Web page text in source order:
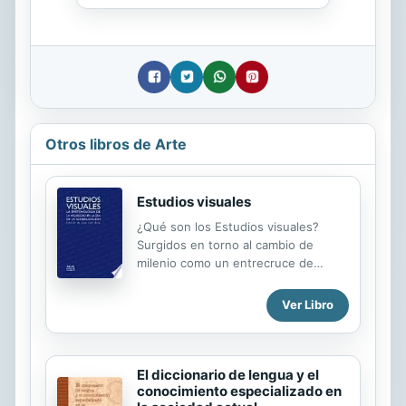
Otros libros de Arte
Estudios visuales
¿Qué son los Estudios visuales?
Surgidos en torno al cambio de
milenio como un entrecruce de
Estética, la Teoría fílmica, los
Estudios culturales, la Teoría de los
medios, la Cultura visual, los
Estudios poscoloniales y de género
…–, responden a la necesidad de
analizar un ámbito de importancia
Ver Libro
El diccionario de lengua y el
conocimiento especializado en